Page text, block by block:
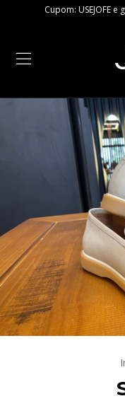
Cupom: USEJOFE